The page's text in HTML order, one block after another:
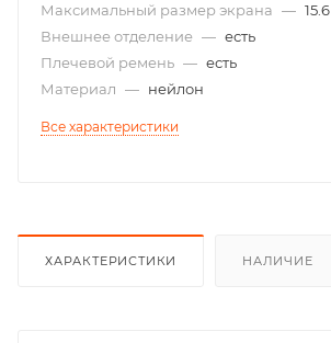
Максимальный размер экрана — 15.6
Внешнее отделение — есть
Плечевой ремень — есть
Материал — нейлон
Все характеристики
ХАРАКТЕРИСТИКИ НАЛИЧИЕ